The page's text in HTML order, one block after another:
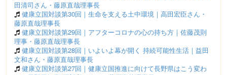
田清司さん・藤原直哉理事長
健康立国対談第30回｜生命を支える土中環境｜高田宏臣さん・
藤原直哉理事長
健康立国対談第29回｜アフターコロナの心の持ち方｜佐藤茂則
理事・藤原直哉理事長
健康立国対談第28回｜いよいよ幕が開く 持続可能性生活｜益田
文和さん・藤原直哉理事長
健康立国対談第27回｜健康立国推進に向けて長野県はこう変わ